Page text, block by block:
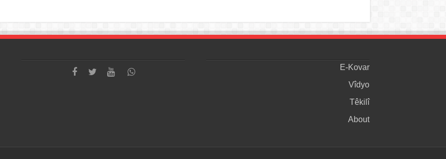
E-Kovar
Vîdyo
Têkilî
About